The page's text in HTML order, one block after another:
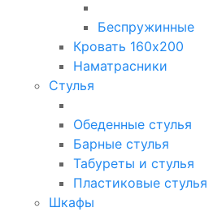
Беспружинные
Кровать 160х200
Наматрасники
Стулья
Обеденные стулья
Барные стулья
Табуреты и стулья
Пластиковые стулья
Шкафы